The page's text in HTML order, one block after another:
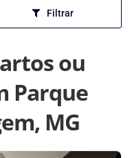
Filtrar
ou
Parque
MG